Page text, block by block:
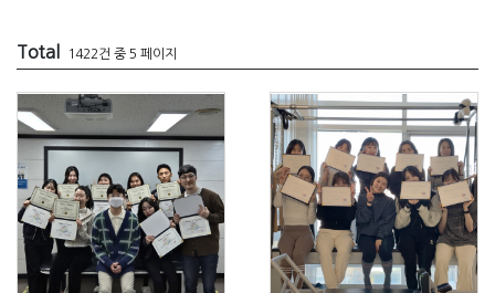
Total 1422건 중 5 페이지